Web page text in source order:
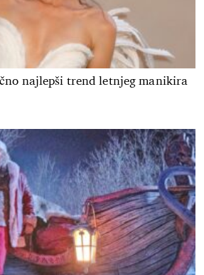
najlepši trend letnjeg manikira